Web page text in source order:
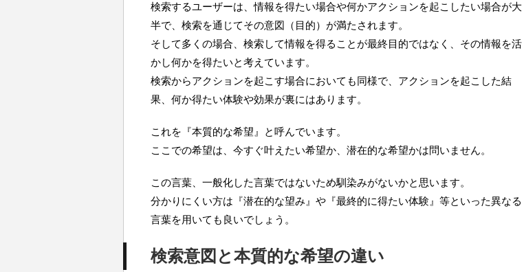
検索するユーザーは、情報を得たい場合や何かアクションを起こしたい場合が大
半で、検索を通じてその意図（目的）が満たされます。
そして多くの場合、検索して情報を得ることが最終目的ではなく、その情報を活
かし何かを得たいと考えています。
検索からアクションを起こす場合においても同様で、アクションを起こした結
果、何か得たい体験や効果が裏にはあります。
これを『本質的な希望』と呼んでいます。
ここでの希望は、今すぐ叶えたい希望か、潜在的な希望かは問いません。
この言葉、一般化した言葉ではないため馴染みがないかと思います。
分かりにくい方は『潜在的な望み』や『最終的に得たい体験』等といった異なる
言葉を用いても良いでしょう。
検索意図と本質的な希望の違い